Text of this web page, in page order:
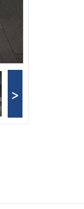
>